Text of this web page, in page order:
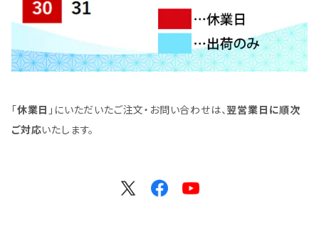
「休業日 」にいただいたご注文・お問い合わせは、翌営業日に順次
ご対応いたします。